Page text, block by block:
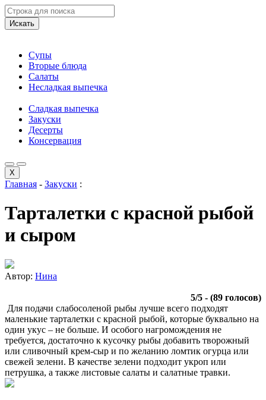
Искать
Супы
Вторые блюда
Салаты
Несладкая выпечка
Сладкая выпечка
Закуски
Десерты
Консервация
X
Главная - Закуски :
Тарталетки с красной рыбой
и сыром
Автор: Нина
5/5 - (89 голосов)
Для подачи слабосоленой рыбы лучше всего подходят
маленькие тарталетки с красной рыбой, которые буквально на
один укус – не больше. И особого нагромождения не
требуется, достаточно к кусочку рыбы добавить творожный
или сливочный крем-сыр и по желанию ломтик огурца или
свежей зелени. В качестве зелени подходит укроп или
петрушка, а также листовые салаты и салатные травки.